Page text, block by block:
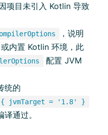
项目未引入 Kotlin 导致
，说明
内置 Kotlin 环境，此
配置 JVM
统的
{ jvmTarget = '1.8' }
通过。